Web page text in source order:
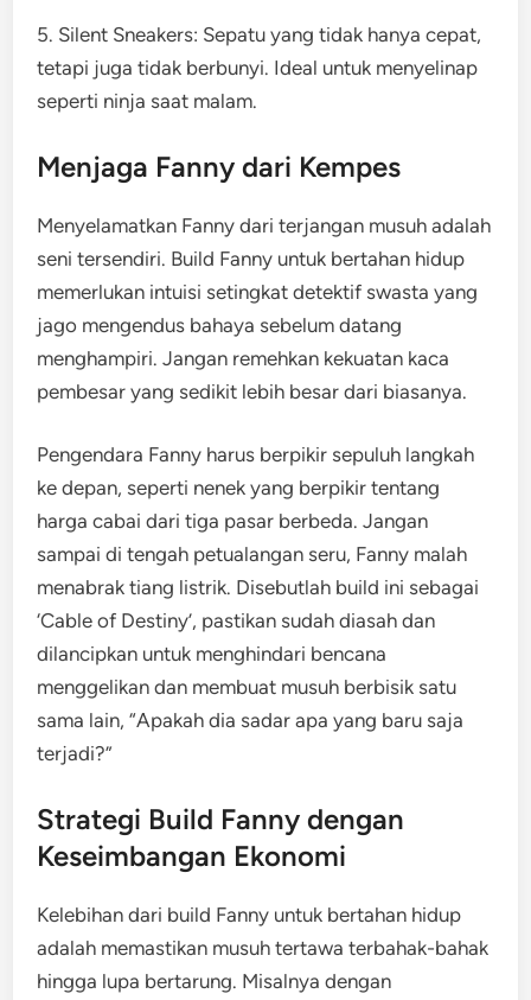
5. Silent Sneakers: Sepatu yang tidak hanya cepat,
tetapi juga tidak berbunyi. Ideal untuk menyelinap
seperti ninja saat malam.
Menjaga Fanny dari Kempes
Menyelamatkan Fanny dari terjangan musuh adalah
seni tersendiri. Build Fanny untuk bertahan hidup
memerlukan intuisi setingkat detektif swasta yang
jago mengendus bahaya sebelum datang
menghampiri. Jangan remehkan kekuatan kaca
pembesar yang sedikit lebih besar dari biasanya.
Pengendara Fanny harus berpikir sepuluh langkah
ke depan, seperti nenek yang berpikir tentang
harga cabai dari tiga pasar berbeda. Jangan
sampai di tengah petualangan seru, Fanny malah
menabrak tiang listrik. Disebutlah build ini sebagai
‘Cable of Destiny’, pastikan sudah diasah dan
dilancipkan untuk menghindari bencana
menggelikan dan membuat musuh berbisik satu
sama lain, “Apakah dia sadar apa yang baru saja
terjadi?”
Strategi Build Fanny dengan
Keseimbangan Ekonomi
Kelebihan dari build Fanny untuk bertahan hidup
adalah memastikan musuh tertawa terbahak-bahak
hingga lupa bertarung. Misalnya dengan